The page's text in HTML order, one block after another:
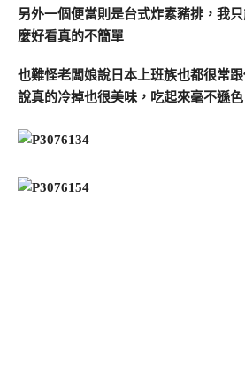
另外一個便當則是台式炸素豬排，我
麼好看真的不簡單
也難怪老闆娘說日本上班族也都很常
說真的冷掉也很美味，吃起來毫不遜色